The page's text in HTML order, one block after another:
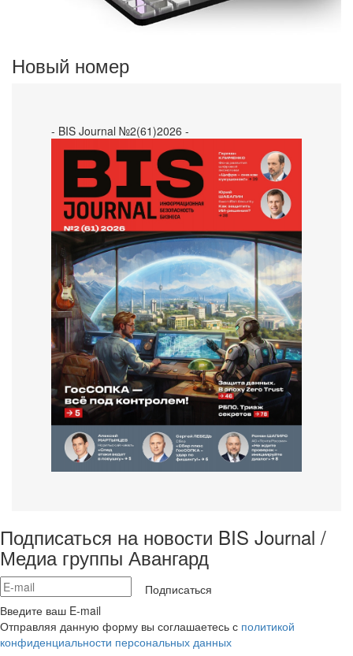
Новый номер
- BIS Journal №2(61)2026 -
Подписаться на новости BIS Journal /
Медиа группы Авангард
Подписаться
Введите ваш E-mail
Отправляя данную форму вы соглашаетесь с политикой
конфиденциальности персональных данных